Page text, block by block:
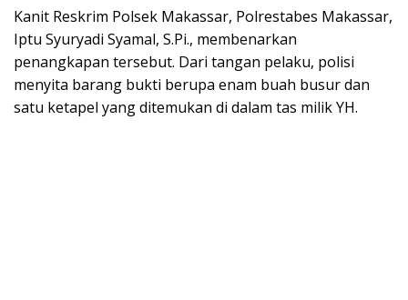
Kanit Reskrim Polsek Makassar, Polrestabes Makassar,
Iptu Syuryadi Syamal, S.Pi., membenarkan
penangkapan tersebut. Dari tangan pelaku, polisi
menyita barang bukti berupa enam buah busur dan
satu ketapel yang ditemukan di dalam tas milik YH.